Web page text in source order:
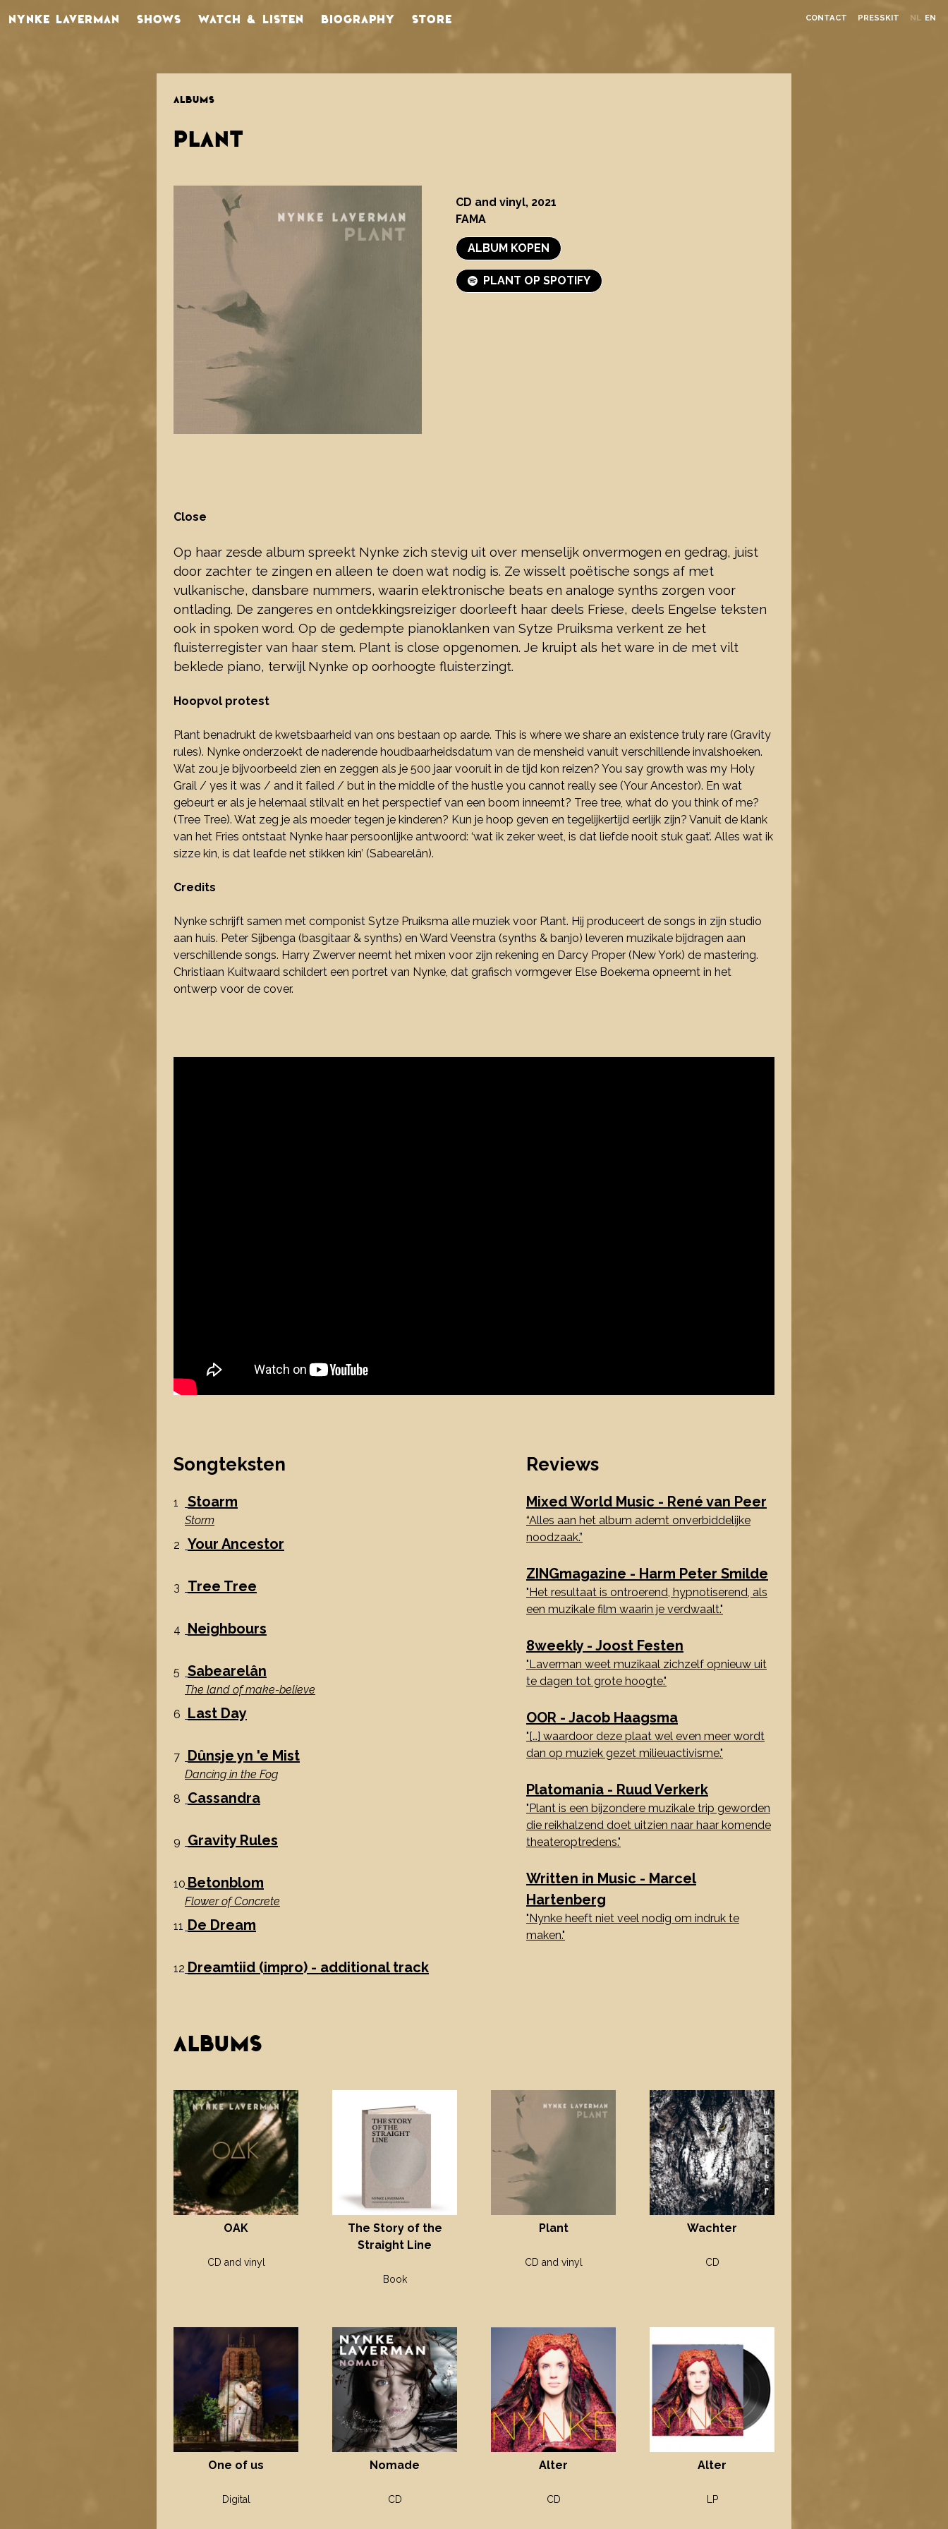
NYNKE LAVERMAN CONTACT PRESSKIT NL EN
SHOWS WATCH & LISTEN BIOGRAPHY STORE
ALBUMS
PLANT
CD and vinyl, 2021
FAMA
ALBUM KOPEN
PLANT OP SPOTIFY
Close
Op haar zesde album spreekt Nynke zich stevig uit over menselijk onvermogen en gedrag, juist
door zachter te zingen en alleen te doen wat nodig is. Ze wisselt poëtische songs af met
vulkanische, dansbare nummers, waarin elektronische beats en analoge synths zorgen voor
ontlading. De zangeres en ontdekkingsreiziger doorleeft haar deels Friese, deels Engelse teksten
ook in spoken word. Op de gedempte pianoklanken van Sytze Pruiksma verkent ze het
fluisterregister van haar stem. Plant is close opgenomen. Je kruipt als het ware in de met vilt
beklede piano, terwijl Nynke op oorhoogte fluisterzingt.
Hoopvol protest
Plant benadrukt de kwetsbaarheid van ons bestaan op aarde. This is where we share an existence truly rare (Gravity
rules). Nynke onderzoekt de naderende houdbaarheidsdatum van de mensheid vanuit verschillende invalshoeken.
Wat zou je bijvoorbeeld zien en zeggen als je 500 jaar vooruit in de tijd kon reizen? You say growth was my Holy
Grail / yes it was / and it failed / but in the middle of the hustle you cannot really see (Your Ancestor). En wat
gebeurt er als je helemaal stilvalt en het perspectief van een boom inneemt? Tree tree, what do you think of me?
(Tree Tree). Wat zeg je als moeder tegen je kinderen? Kun je hoop geven en tegelijkertijd eerlijk zijn? Vanuit de klank
van het Fries ontstaat Nynke haar persoonlijke antwoord: ‘wat ik zeker weet, is dat liefde nooit stuk gaat’. Alles wat ik
sizze kin, is dat leafde net stikken kin’ (Sabearelân).
Credits
Nynke schrijft samen met componist Sytze Pruiksma alle muziek voor Plant. Hij produceert de songs in zijn studio
aan huis. Peter Sijbenga (basgitaar & synths) en Ward Veenstra (synths & banjo) leveren muzikale bijdragen aan
verschillende songs. Harry Zwerver neemt het mixen voor zijn rekening en Darcy Proper (New York) de mastering.
Christiaan Kuitwaard schildert een portret van Nynke, dat grafisch vormgever Else Boekema opneemt in het
ontwerp voor de cover.
Songteksten
1 Stoarm
Storm
2
Your Ancestor
3 Tree Tree
4 Neighbours
5 Sabearelân
The land of make-believe
6
Last Day
7 Dûnsje yn 'e Mist
Dancing in the Fog
8
Cassandra
9 Gravity Rules
10 Betonblom
Flower of Concrete
11 De Dream
12 Dreamtiid (impro) - additional track
Reviews
Mixed World Music - René van Peer
“Alles aan het album ademt onverbiddelijke
noodzaak.”
ZINGmagazine - Harm Peter Smilde
"Het resultaat is ontroerend, hypnotiserend, als
een muzikale film waarin je verdwaalt."
8weekly - Joost Festen
"Laverman weet muzikaal zichzelf opnieuw uit
te dagen tot grote hoogte."
OOR - Jacob Haagsma
"[…] waardoor deze plaat wel even meer wordt
dan op muziek gezet milieuactivisme."
Platomania - Ruud Verkerk
"Plant is een bijzondere muzikale trip geworden
die reikhalzend doet uitzien naar haar komende
theateroptredens."
Written in Music - Marcel
Hartenberg
"Nynke heeft niet veel nodig om indruk te
maken."
ALBUMS
OAK
CD and vinyl
The Story of the
Straight Line
Book
Plant
CD and vinyl
Wachter
CD
One of us
Digital
Nomade
CD
Alter
CD
Alter
LP